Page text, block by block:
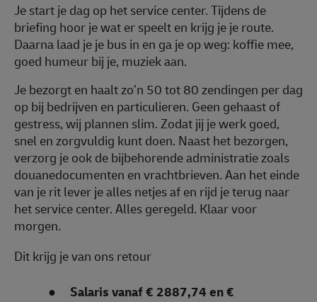
Je start je dag op het service center. Tijdens de
briefing hoor je wat er speelt en krijg je je route.
Daarna laad je je bus in en ga je op weg: koffie mee,
goed humeur bij je, muziek aan.
Je bezorgt en haalt zo’n 50 tot 80 zendingen per dag
op bij bedrijven en particulieren. Geen gehaast of
gestress, wij plannen slim. Zodat jij je werk goed,
snel en zorgvuldig kunt doen. Naast het bezorgen,
verzorg je ook de bijbehorende administratie zoals
douanedocumenten en vrachtbrieven. Aan het einde
van je rit lever je alles netjes af en rijd je terug naar
het service center. Alles geregeld. Klaar voor
morgen.
Dit krijg je van ons retour
●
Salaris vanaf€ 2887,74 en €